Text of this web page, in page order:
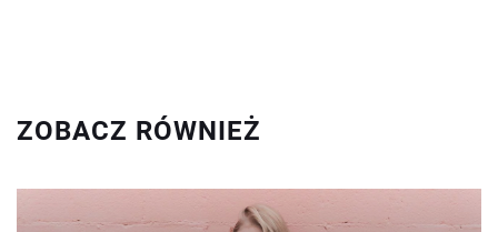
ZOBACZ RÓWNIEŻ